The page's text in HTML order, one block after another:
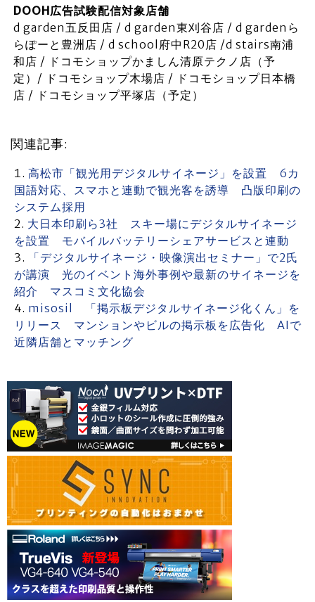
DOOH広告試験配信対象店舗
d garden五反田店 / d garden東刈谷店 / d gardenら
らぽーと豊洲店 / d school府中R20店 /d stairs南浦
和店 / ドコモショップかましん清原テクノ店（予
定）/ ドコモショップ木場店 / ドコモショップ日本橋
店 / ドコモショップ平塚店（予定）
関連記事:
高松市「観光用デジタルサイネージ」を設置 6カ
国語対応、スマホと連動で観光客を誘導 凸版印刷の
システム採用
大日本印刷ら3社 スキー場にデジタルサイネージ
を設置 モバイルバッテリーシェアサービスと連動
「デジタルサイネージ・映像演出セミナー」で2氏
が講演 光のイベント海外事例や最新のサイネージを
紹介 マスコミ文化協会
misosil 「掲示板デジタルサイネージ化くん」を
リリース マンションやビルの掲示板を広告化 AIで
近隣店舗とマッチング